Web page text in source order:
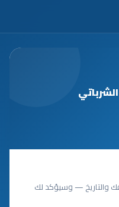
والتاريخ — وسيؤكد لك